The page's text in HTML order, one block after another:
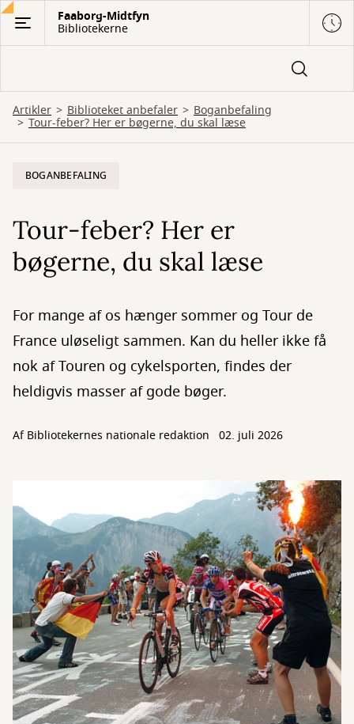
Gå
hovedindhold
Faaborg-Midtfyn
Bibliotekerne
Artikler Biblioteket anbefaler Boganbefaling
Tour-feber? Her er bøgerne, du skal læse
BOGANBEFALING
Tour-feber? Her er
bøgerne, du skal læse
For mange af os hænger sommer og Tour de
France uløseligt sammen. Kan du heller ikke få
nok af Touren og cykelsporten, findes der
heldigvis masser af gode bøger.
Af Bibliotekernes nationale redaktion 02. juli 2026